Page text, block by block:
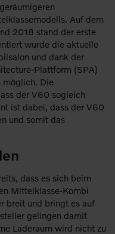
Auf dem
2018 stand der erste
wurde die aktuelle
und dank der
Plattform (SPA)
möglich. Die
der V60 sogleich
ist dabei, dass der V60
und somit das
dass es sich beim
Mittelklasse-Kombi
breit und bringt es auf
gelingen damit
Laderaum wird nicht zu